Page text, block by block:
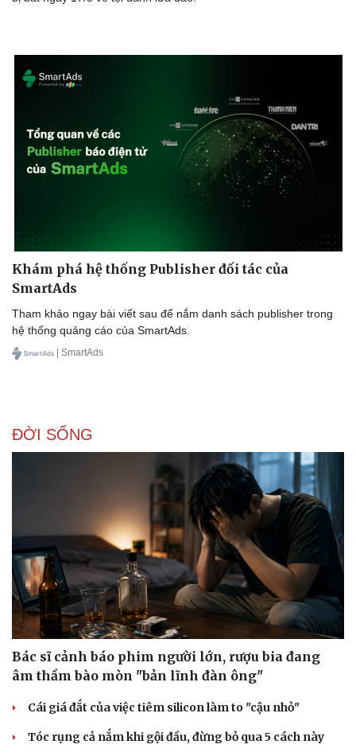
Doanh nghiệp
Doanh nhân
Vì cộng đồng
Sành điệu
Tin Công nghệ
Trải nghiệm
Chuyển đổi số
Khám phá hệ thống Publisher đối tác của
SmartAds
Tham khảo ngay bài viết sau để nắm danh sách publisher trong
hệ thống quảng cáo của SmartAds.
| SmartAds
ĐỜI SỐNG
Bác sĩ cảnh báo phim người lớn, rượu bia đang
âm thầm bào mòn "bản lĩnh đàn ông"
Cái giá đắt của việc tiêm silicon làm to "cậu nhỏ"
Tóc rụng cả nắm khi gội đầu, đừng bỏ qua 5 cách này